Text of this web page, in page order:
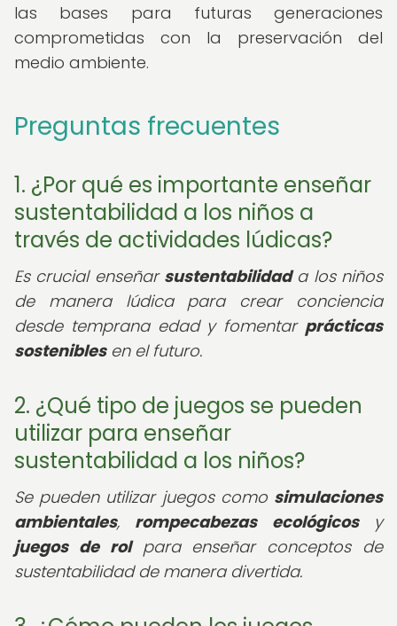
las bases para futuras generaciones
comprometidas con la preservación del
medio ambiente.
Preguntas frecuentes
1. ¿Por qué es importante enseñar
sustentabilidad a los niños a
través de actividades lúdicas?
Es crucial enseñar sustentabilidada los niños
de manera lúdica para crear conciencia
desde temprana edad y fomentar prácticas
sosteniblesen el futuro.
2. ¿Qué tipo de juegos se pueden
utilizar para enseñar
sustentabilidad a los niños?
Se pueden utilizar juegos como simulaciones
ambientales, rompecabezas ecológicosy
juegos de rolpara enseñar conceptos de
sustentabilidad de manera divertida.